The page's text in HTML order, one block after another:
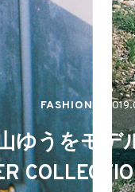
FASHION
ゆうをモデ